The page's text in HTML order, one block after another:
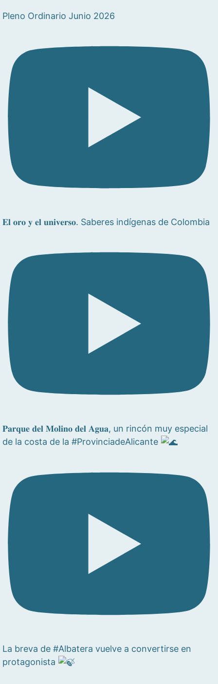
Pleno Ordinario Junio 2026
𝐄𝐥 𝐨𝐫𝐨 𝐲 𝐞𝐥 𝐮𝐧𝐢𝐯𝐞𝐫𝐬𝐨. Saberes indígenas de Colombia
𝐏𝐚𝐫𝐪𝐮𝐞 𝐝𝐞𝐥 𝐌𝐨𝐥𝐢𝐧𝐨 𝐝𝐞𝐥 𝐀𝐠𝐮𝐚, un rincón muy especial
de la costa de la #ProvinciadeAlicante
La breva de #Albatera vuelve a convertirse en
protagonista